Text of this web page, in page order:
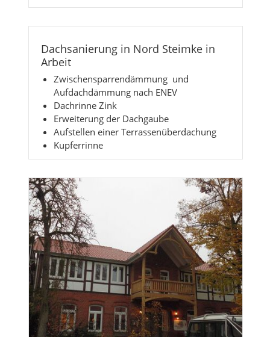
Dachsanierung in Nord Steimke in
Arbeit
Zwischensparrendämmung und
Aufdachdämmung nach ENEV
Dachrinne Zink
Erweiterung der Dachgaube
Aufstellen einer Terrassenüberdachung
Kupferrinne